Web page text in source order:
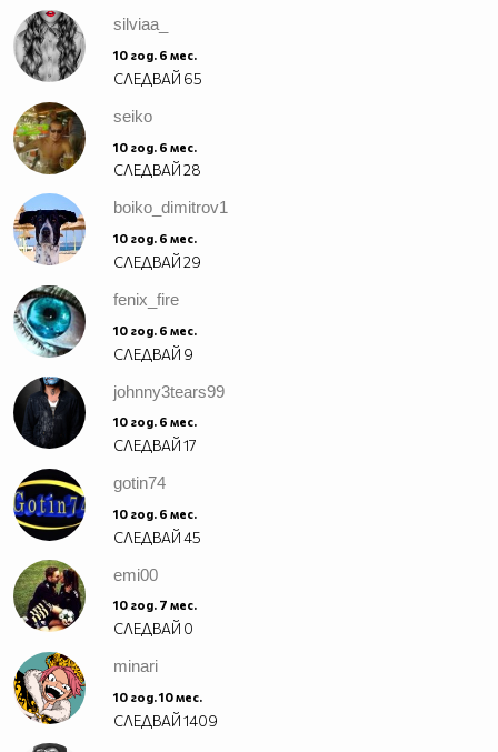
silviaa_
10 год. 6 мес.
СЛЕДВАЙ 65
seiko
10 год. 6 мес.
СЛЕДВАЙ28
boiko_dimitrov1
10 год. 6 мес.
СЛЕДВАЙ29
fenix_fire
10 год. 6 мес.
СЛЕДВАЙ 9
johnny3tears99
10 год. 6 мес.
СЛЕДВАЙ17
gotin74
10 год. 6 мес.
СЛЕДВАЙ45
emi00
10 год. 7 мес.
СЛЕДВАЙ 0
minari
10 год. 10 мес.
СЛЕДВАЙ1409